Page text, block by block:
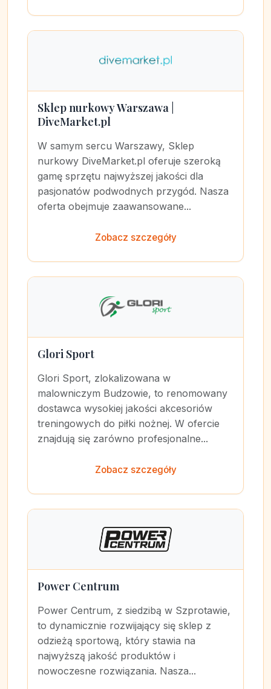
Sklep nurkowy Warszawa |
DiveMarket.pl
W samym sercu Warszawy, Sklep
nurkowy DiveMarket.pl oferuje szeroką
gamę sprzętu najwyższej jakości dla
pasjonatów podwodnych przygód. Nasza
oferta obejmuje zaawansowane...
Zobacz szczegóły
Glori Sport
Glori Sport, zlokalizowana w
malowniczym Budzowie, to renomowany
dostawca wysokiej jakości akcesoriów
treningowych do piłki nożnej. W ofercie
znajdują się zarówno profesjonalne...
Zobacz szczegóły
Power Centrum
Power Centrum, z siedzibą w Szprotawie,
to dynamicznie rozwijający się sklep z
odzieżą sportową, który stawia na
najwyższą jakość produktów i
nowoczesne rozwiązania. Nasza...